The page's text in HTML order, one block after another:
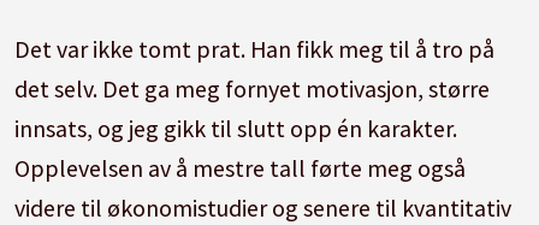
Det var ikke tomt prat. Han fikk meg til å tro på
det selv. Det ga meg fornyet motivasjon, større
innsats, og jeg gikk til slutt opp én karakter.
Opplevelsen av å mestre tall førte meg også
videre til økonomistudier og senere til kvantitativ